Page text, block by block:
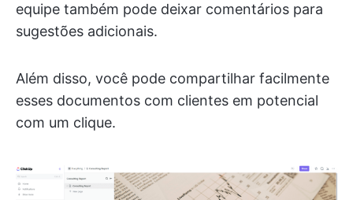
equipe também pode deixar comentários para
sugestões adicionais.
Além disso, você pode compartilhar facilmente
esses documentos com clientes em potencial
com um clique.